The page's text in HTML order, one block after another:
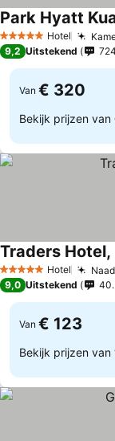
5 Sterren Hotel
Park Hyatt
9,2 Uitstekend 724
Van € 320
Bekijk prijzen van
5 Sterren Hotel
Traders Hotel,
9,0 Uitstekend
Van € 123
Bekijk prijzen van